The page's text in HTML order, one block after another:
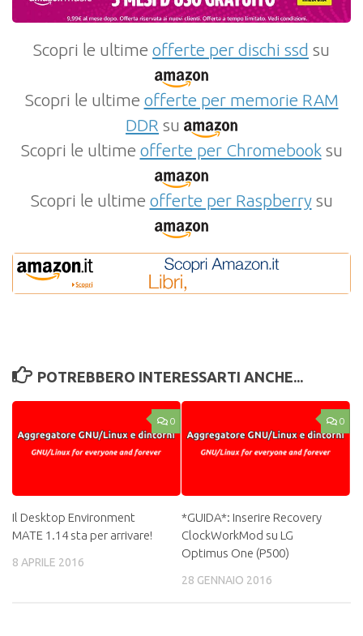
Scopri le ultime offerte per dischi ssd su
Scopri le ultime offerte per memorie RAM
DDR su
Scopri le ultime offerte per Chromebooksu
Scopri le ultime offerte per Raspberrysu
POTREBBERO INTERESSARTI ANCHE...
0
Il Desktop Environment
MATE 1.14 sta per arrivare!
8 APRILE 2016
0
*GUIDA*: Inserire Recovery
ClockWorkMod su LG
Optimus One (P500)
28 GENNAIO 2016